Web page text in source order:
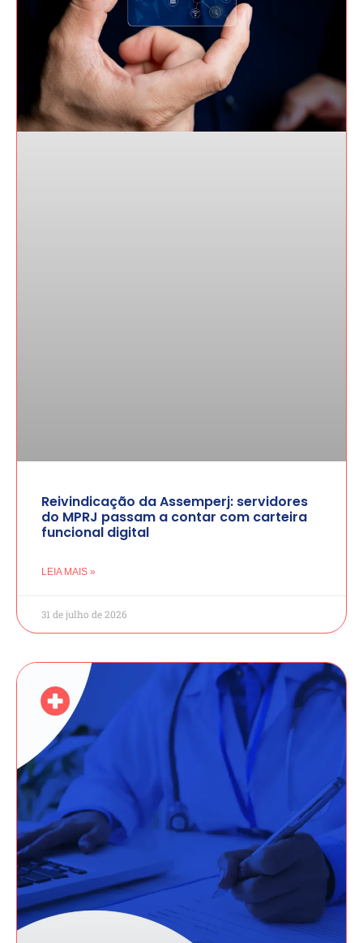
Reivindicação da Assemperj: servidores
do MPRJ passam a contar com carteira
funcional digital
LEIA MAIS »
31 de julho de 2026